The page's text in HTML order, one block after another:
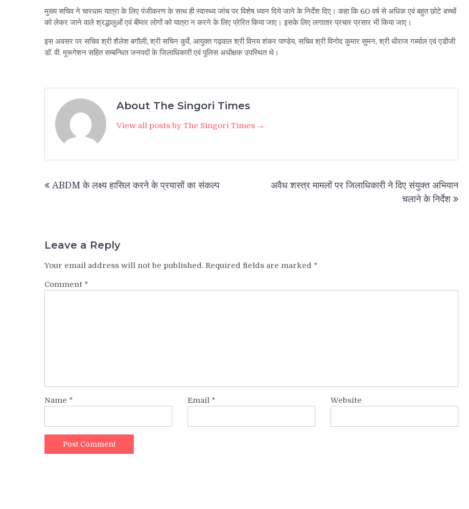
मुख्य सचिव ने चारधाम यात्रा के लिए पंजीकरण के साथ ही स्वास्थ्य जांच पर विशेष ध्यान दिये जाने के निर्देश दिए। कहा कि 60 वर्ष से अधिक एवं बहुत छोटे बच्चों
को लेकर जाने वाले श्रद्धालुओं एवं बीमार लोगों को यात्रा न करने के लिए प्रेरित किया जाए। इसके लिए लगातार प्रचार प्रसार भी किया जाए।
इस अवसर पर सचिव श्री शैलेश बगौली, श्री सचिन कुर्वे, आयुक्त गढ़वाल श्री विनय शंकर पाण्डेय, सचिव श्री विनोद कुमार सुमन, श्री धीराज गर्ब्याल एवं एडीजी
डॉ. वी. मुरूगेशन सहित सम्बन्धित जनपदों के जिलाधिकारी एवं पुलिस अधीक्षक उपस्थित थे।
About The Singori Times
View all posts by The Singori Times →
navigation
ABDM के लक्ष्य हासिल करने के प्रयासों का संकल्प
अवैध शस्त्र मामलों पर जिलाधिकारी ने दिए संयुक्त अभियान
चलाने के निर्देश
Leave a Reply
Your email address will not be published. Required fields are marked *
Comment *
Name * Email * Website